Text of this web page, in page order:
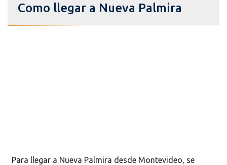
Como llegar a Nueva Palmira
Para llegar a Nueva Palmira desde Montevideo, se